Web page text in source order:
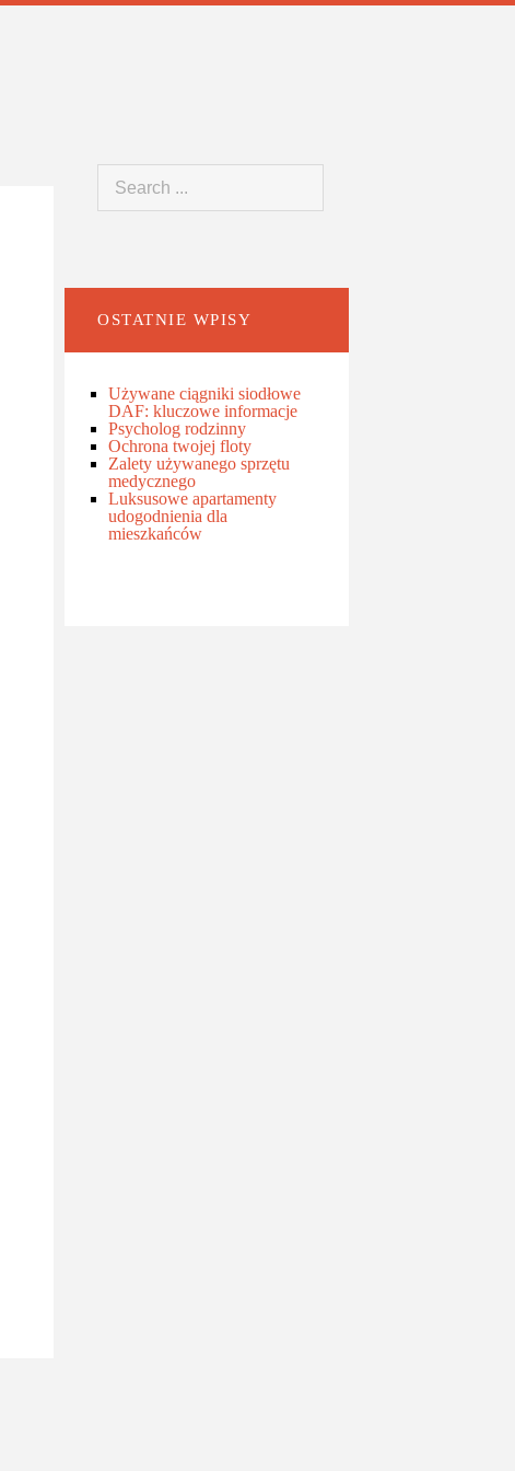
OSTATNIE WPISY
Używane ciągniki siodłowe
DAF: kluczowe informacje
Psycholog rodzinny
Ochrona twojej floty
Zalety używanego sprzętu
medycznego
Luksusowe apartamenty
udogodnienia dla
mieszkańców